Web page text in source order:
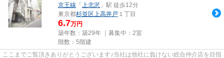
京王線 「 上北沢 」駅 徒歩12分
東京都杉並区上高井戸 １丁目
6.7万円
築年数：築29年 ｜募集中： 2室
階数：5階建
ここまでご覧頂きありがとうございます♪当社は他社に負けない総合仲介店を目指